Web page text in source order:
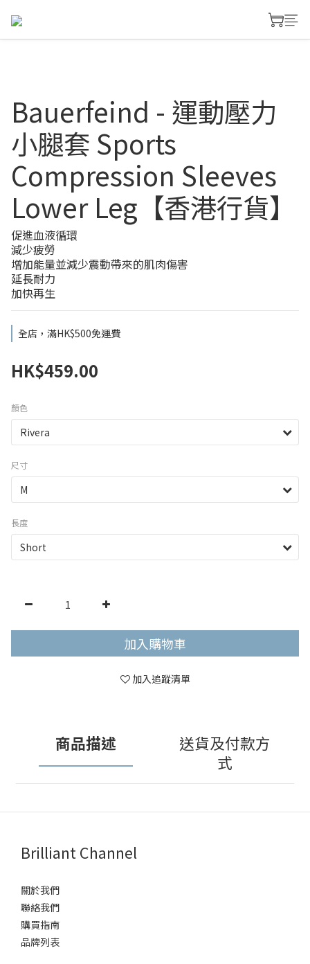
Bauerfeind - 運動壓力
小腿套 Sports
Compression Sleeves
Lower Leg【香港行貨】
促進血液循環
減少疲勞
增加能量並減少震動帶來的肌肉傷害
延長耐力
加快再生
全店，滿HK$500免運費
HK$459.00
顏色
尺寸
長度
加入購物車
加入追蹤清單
商品描述
送貨及付款方
式
Brilliant Channel
關於我們
聯絡我們
購買指南
品牌列表